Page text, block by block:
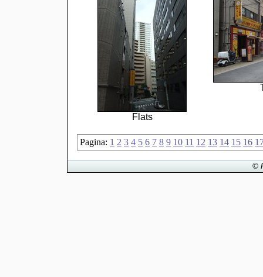
Flats
Pagina: 1 2 3 4 5 6 7 8 9 10 11 12 13 14 15 16
©